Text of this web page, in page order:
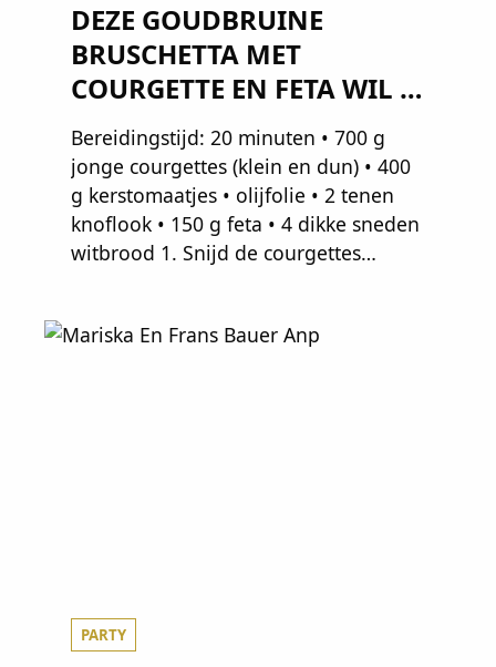
DEZE GOUDBRUINE
BRUSCHETTA MET
COURGETTE EN FETA WIL JE
METEEN MAKEN
Bereidingstijd: 20 minuten • 700 g
jonge courgettes (klein en dun) • 400
g kerstomaatjes • olijfolie • 2 tenen
knoflook • 150 g feta • 4 dikke sneden
witbrood 1. Snijd de courgettes
de knoflook. 2. Verhit een scheut olie
PARTY